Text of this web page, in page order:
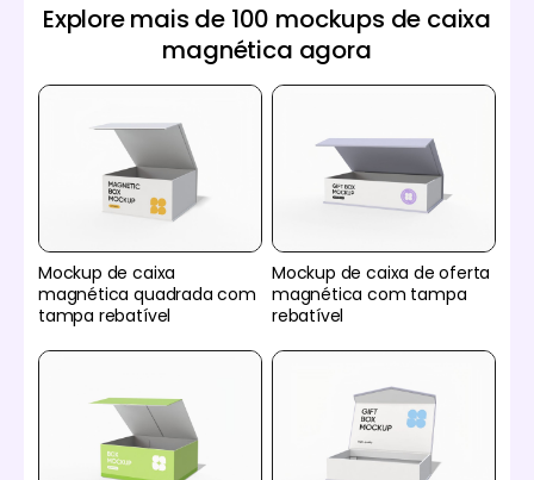
Explore mais de 100 mockups de caixa
magnética agora
Mockup de caixa
magnética quadrada com
tampa rebatível
Mockup de caixa de oferta
magnética com tampa
rebatível